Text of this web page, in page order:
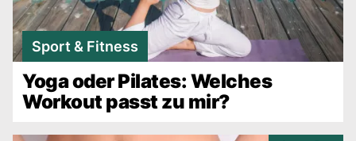
Sport & Fitness
Yoga oder Pilates: Welches
Workout passt zu mir?